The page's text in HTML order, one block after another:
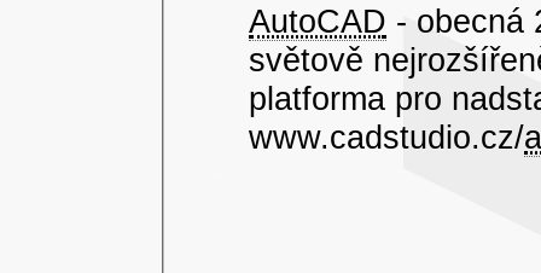
AutoCAD - obecná
světově
platforma pro
www.cadstudio.cz/